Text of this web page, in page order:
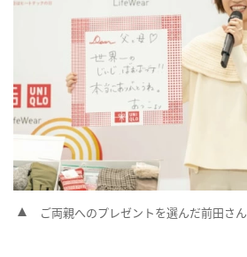
ご両親へのプレゼントを選んだ前田さん